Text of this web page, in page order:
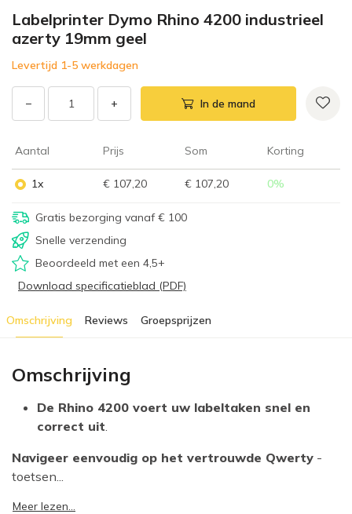
Labelprinter Dymo Rhino 4200 industrieel
azerty 19mm geel
Levertijd 1-5 werkdagen
− + In de mand
Aantal Prijs Som Korting
1x € 107,20 € 107,20 0%
Gratis bezorging vanaf € 100
Snelle verzending
Beoordeeld met een 4,5+
Download specificatieblad (PDF)
Omschrijving Reviews Groepsprijzen
Omschrijving
De Rhino 4200 voert uw labeltaken snel en
correct uit.
Navigeer eenvoudig op het vertrouwde Qwerty -
toetsen...
Meer lezen...